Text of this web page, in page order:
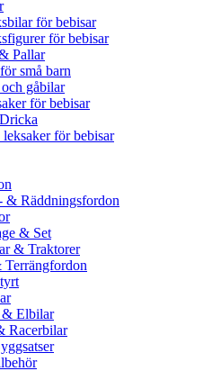
för bebisar
för bebisar
Pallar
små barn
gåbilar
för bebisar
för bebisar
& Räddningsfordon
& Set
& Traktorer
& Elbilar
Racerbilar